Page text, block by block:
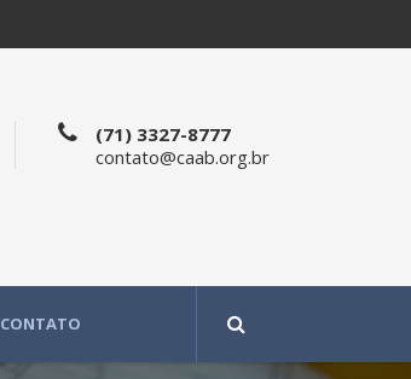
(71) 3327-8777
contato@caab.org.br
CONTATO